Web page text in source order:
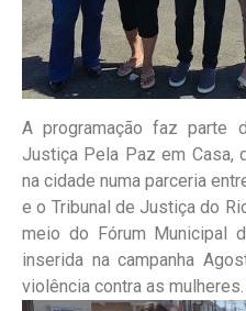
A programação faz parte
Justiça Pela Paz em Casa,
na cidade numa parceria
e o Tribunal de Justiça do
meio do Fórum Municipal
inserida na campanha
violência contra as mulheres.